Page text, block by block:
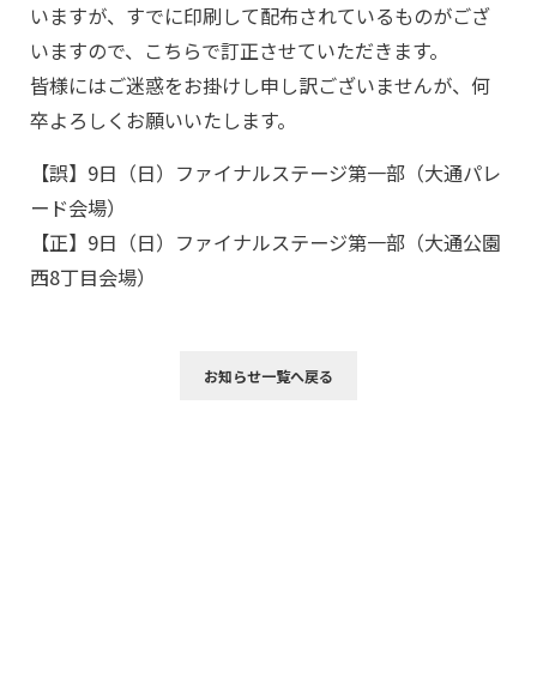
いますが、すでに印刷して配布されているものがござ
いますので、こちらで訂正させていただきます。
皆様にはご迷惑をお掛けし申し訳ございませんが、何
卒よろしくお願いいたします。
【誤】9日（日）ファイナルステージ第一部（大通パレ
ード会場）
【正】9日（日）ファイナルステージ第一部（大通公園
西8丁目会場）
お知らせ一覧へ戻る